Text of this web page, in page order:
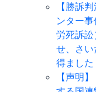
【勝訴
ンター
労死訴
せ、さ
得ました
【声明